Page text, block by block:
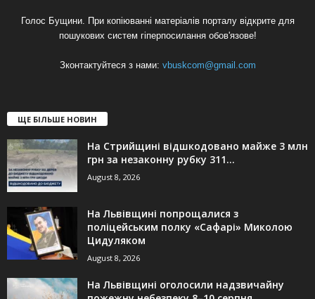
Голос Бущини. При копіюванні матеріалів порталу відкрите для
пошукових систем гіперпосилання обов'язове!
Зконтактуйтеся з нами: vbuskcom@gmail.com
ЩЕ БІЛЬШЕ НОВИН
На Стрийщині відшкодовано майже 3 млн
грн за незаконну рубку 311...
August 8, 2026
На Львівщині попрощалися з
поліцейським полку «Сафарі» Миколою
Цидуляком
August 8, 2026
На Львівщині оголосили надзвичайну